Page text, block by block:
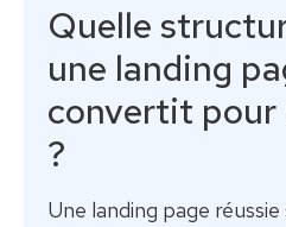
Quelle
une landing
convertit pour
?
Une landing page